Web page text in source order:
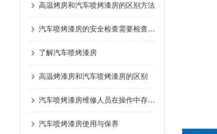
高温烤房和汽车喷烤漆房的区别方法
汽车喷烤漆房的安全检查需要检查哪些项目
了解汽车喷烤漆房
高温烤漆房和汽车喷烤漆房的区别
汽车喷烤漆房维修人员在操作中存在哪些误区
汽车喷烤漆房使用与保养